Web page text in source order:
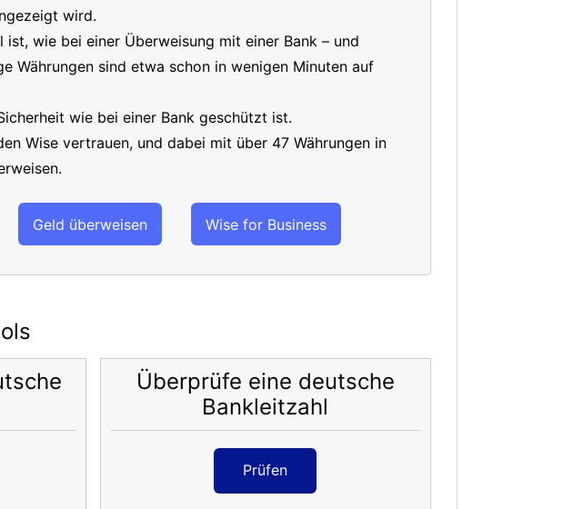
wird.
ist, wie bei einer Überweisung mit einer Bank – und
Währungen sind etwa schon in wenigen Minuten auf
wie bei einer Bank geschützt ist.
Wise vertrauen, und dabei mit über 47 Währungen in
Geld überweisen Wise for Business
Überprüfe eine deutsche
Bankleitzahl
Prüfen